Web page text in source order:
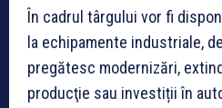
În cadrul târgului vor fi
la echipamente industriale,
pregătesc modernizări,
producţie sau investiții în